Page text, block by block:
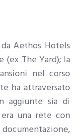
Aethos Hotels
(ex The Yard); la
nel corso
ha attraversato
aggiunte sia di
una rete con